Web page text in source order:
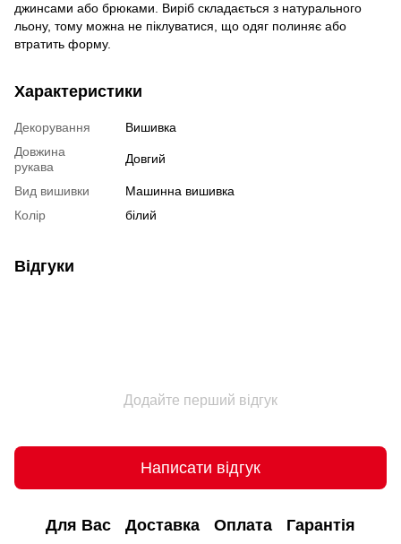
джинсами або брюками. Виріб складається з натурального
льону, тому можна не піклуватися, що одяг полиняє або
втратить форму.
Характеристики
Декорування
Вишивка
Довжина
рукава
Довгий
Вид вишивки
Машинна вишивка
Колір
білий
Відгуки
Додайте перший відгук
Написати відгук
Для Вас Доставка Оплата Гарантія